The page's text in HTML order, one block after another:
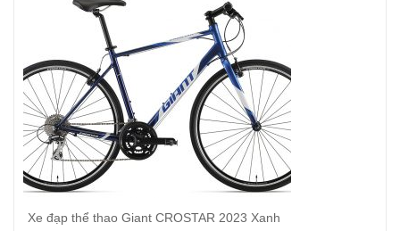
Xe đạp thể thao Giant CROSTAR 2023 Xanh